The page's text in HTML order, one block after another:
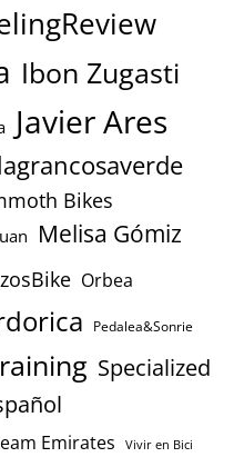
Ibon Zugasti
Javier Ares
Bikes
Melisa Gómiz
Orbea
Pedalea&Sonrie
Specialized
Emirates Vivir en Bici